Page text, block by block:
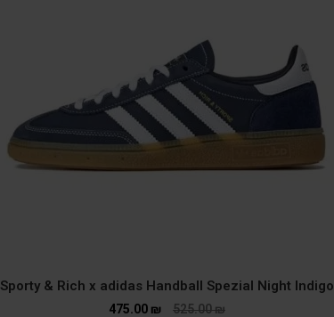
Sporty & Rich x adidas Handball Spezial Night Indigo
525.00₪
475.00 ₪